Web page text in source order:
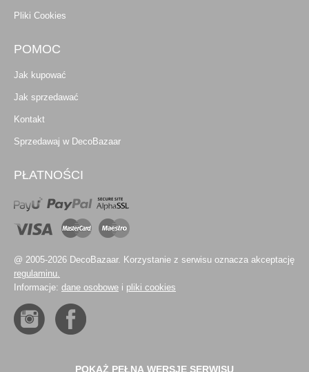
Pliki Cookies
POMOC
Jak kupować
Jak sprzedawać
Kontakt
Sprzedawaj w DecoBazaar
PŁATNOŚCI
@ 2005-2026 DecoBazaar. Korzystanie z serwisu oznacza akceptację
regulaminu.
Informacje: dane osobowe i pliki cookies
POKAŻ PEŁNĄ WERSJĘ SERWISU